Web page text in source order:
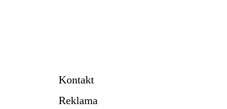
Kontakt
Reklama